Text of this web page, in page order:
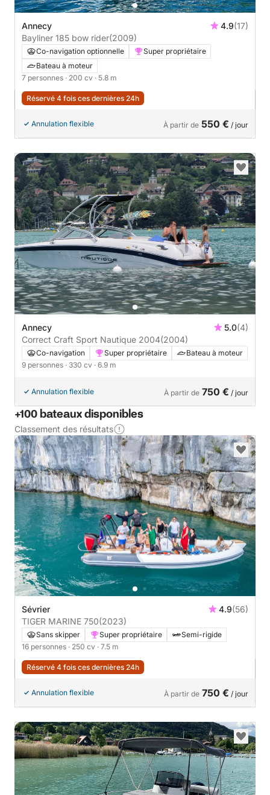
Annecy 4.9(17)
Bayliner 185 bow rider(2009)
Co-navigation optionnelle
Super propriétaire
Bateau à moteur
7 personnes · 200 cv · 5.8 m
Réservé 4 fois ces dernières 24h
Annulation flexible À partir de 550 € / jour
Annecy 5.0(4)
Correct Craft Sport Nautique 2004(2004)
Co-navigation Super propriétaire
Bateau à moteur
9 personnes · 330 cv · 6.9 m
Annulation flexible À partir de 750 € / jour
+100 bateaux disponibles
Classement des résultats
Sévrier 4.9(56)
TIGER MARINE 750(2023)
Sans skipper Super propriétaire
Semi-rigide
16 personnes · 250 cv · 7.5 m
Réservé 4 fois ces dernières 24h
Annulation flexible À partir de 750 € / jour